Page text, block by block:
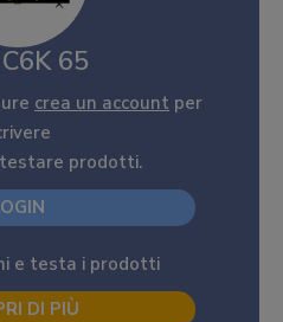
65
crea un account per
prodotti.
e testa i prodotti
DI PIÙ